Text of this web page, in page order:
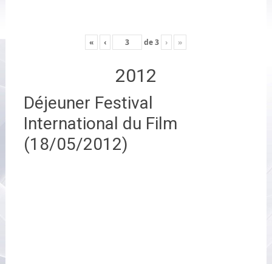
« ‹ de3 › »
2012
Déjeuner Festival
International du Film
(18/05/2012)